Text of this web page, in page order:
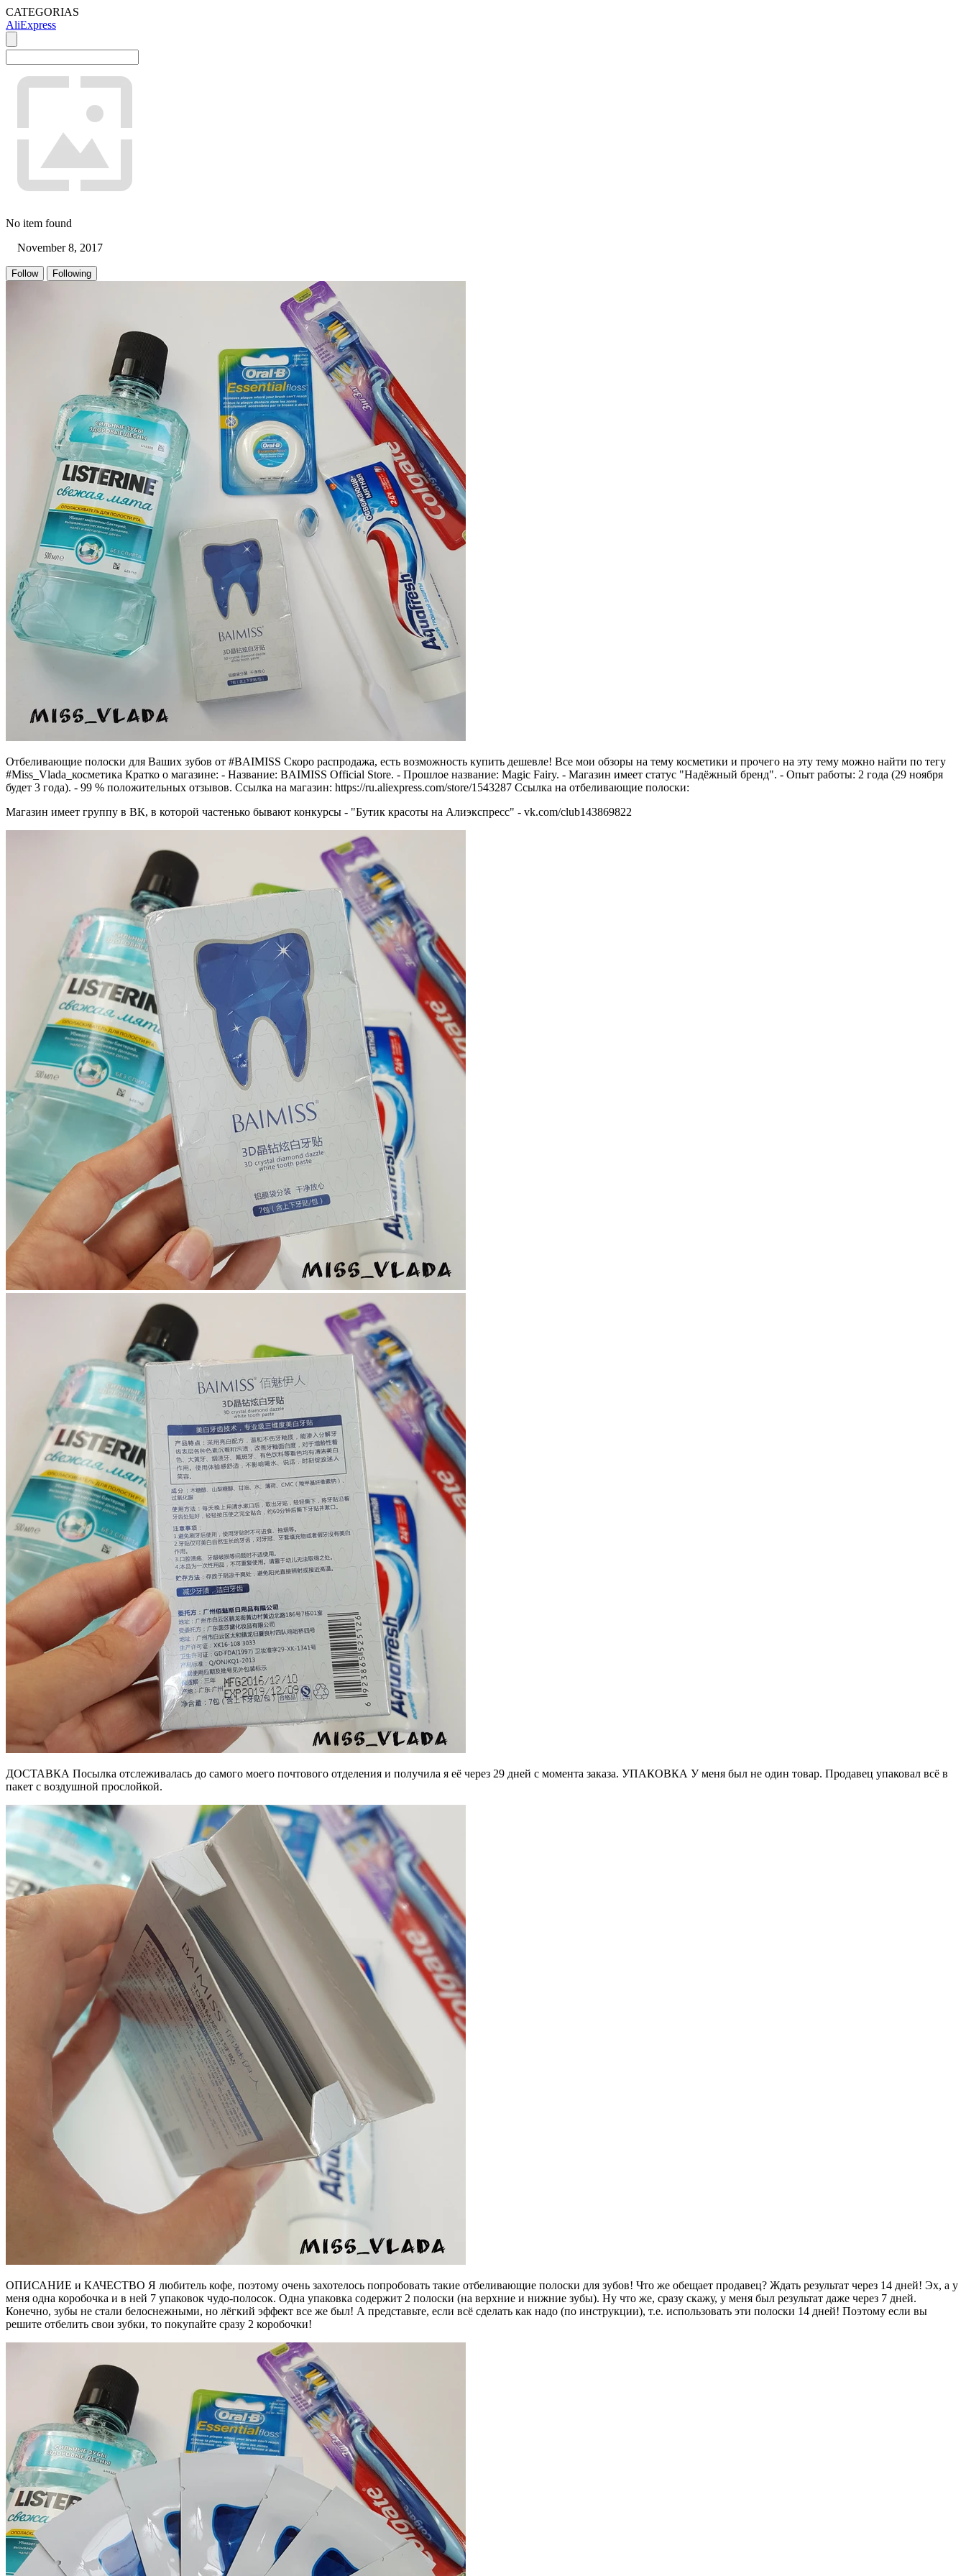
CATEGORIAS
AliExpress
No item found
November 8, 2017
Follow Following
Отбеливающие полоски для Ваших зубов от #BAIMISS Скоро распродажа, есть возможность купить дешевле! Все мои обзоры на тему косметики и прочего на эту тему можно найти по тегу
#Miss_Vlada_косметика Кратко о магазине: - Название: BAIMISS Official Store. - Прошлое название: Magic Fairy. - Магазин имеет статус "Надёжный бренд". - Опыт работы: 2 года (29 ноября
будет 3 года). - 99 % положительных отзывов. Ссылка на магазин: https://ru.aliexpress.com/store/1543287 Ссылка на отбеливающие полоски:
Магазин имеет группу в ВК, в которой частенько бывают конкурсы - "Бутик красоты на Алиэкспресс" - vk.com/club143869822
ДОСТАВКА Посылка отслеживалась до самого моего почтового отделения и получила я её через 29 дней с момента заказа. УПАКОВКА У меня был не один товар. Продавец упаковал всё в
пакет с воздушной прослойкой.
ОПИСАНИЕ и КАЧЕСТВО Я любитель кофе, поэтому очень захотелось попробовать такие отбеливающие полоски для зубов! Что же обещает продавец? Ждать результат через 14 дней! Эх, а у
меня одна коробочка и в ней 7 упаковок чудо-полосок. Одна упаковка содержит 2 полоски (на верхние и нижние зубы). Ну что же, сразу скажу, у меня был результат даже через 7 дней.
Конечно, зубы не стали белоснежными, но лёгкий эффект все же был! А представьте, если всё сделать как надо (по инструкции), т.е. использовать эти полоски 14 дней! Поэтому если вы
решите отбелить свои зубки, то покупайте сразу 2 коробочки!